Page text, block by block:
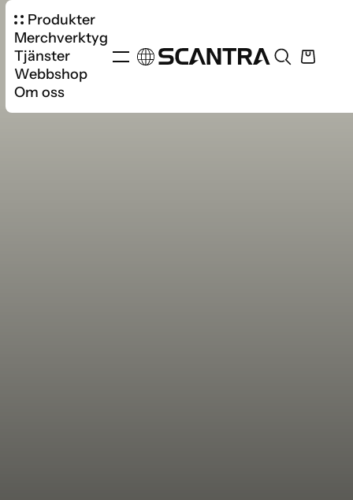
Produkter
Merchverktyg
Tjänster
Webbshop
Om oss